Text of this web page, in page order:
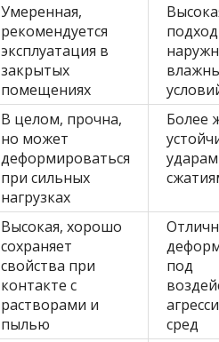
Умеренная,
рекомендуется
эксплуатация в
закрытых
помещениях
В целом, прочна,
но может
деформироваться
при сильных
нагрузках
Более
Высокая, хорошо
сохраняет
свойства при
контакте с
растворами и
пылью
под
сред